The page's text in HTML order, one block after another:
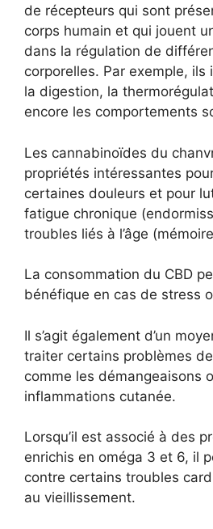
de récepteurs qui sont
corps humain et qui jouent
dans la régulation de
corporelles. Par exemple, ils
la digestion, la
encore les comportements
Les cannabinoïdes du
propriétés intéressantes
certaines douleurs et pour
fatigue chronique
troubles liés à l’âge
La consommation du CBD
bénéfique en cas de stress
Il s’agit également d’un
traiter certains problèmes
comme les démangeaisons
inflammations cutanée.
Lorsqu’il est associé à des
enrichis en oméga 3 et 6, il
contre certains troubles
au vieillissement.